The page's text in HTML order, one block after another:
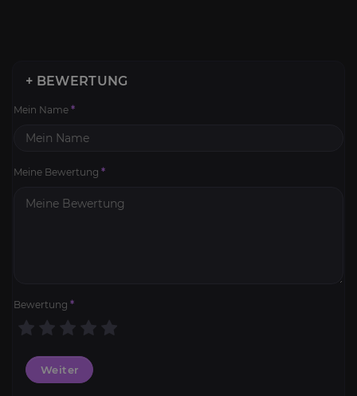
+ BEWERTUNG
Mein Name *
Meine Bewertung *
Bewertung *
Weiter